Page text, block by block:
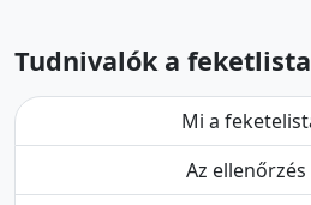
Tudnivalók a
Mi a
Az ellenőrzés